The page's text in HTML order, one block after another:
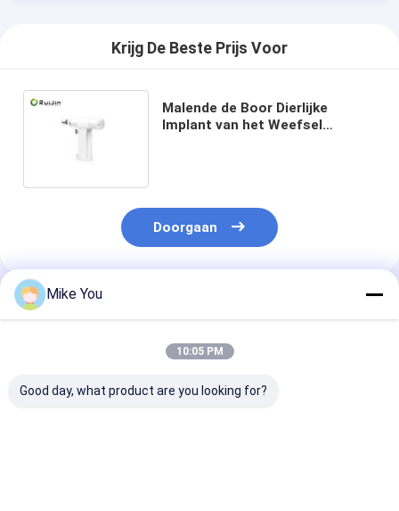
Krijg De Beste Prijs Voor
Malende de Boor Dierlijke
Implant van het Weefsel
Doorgaan
Geadviseerde Producten
Mike You
10:05 PM
Good day, what product are you looking for?